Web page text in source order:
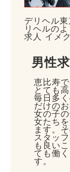
デリヘル東
リヘルの
求人 イメ
男性
恵比寿
とても
毎日多
だけの
女の子
女たち
ます。
スタッ
も良い
ても働
す。